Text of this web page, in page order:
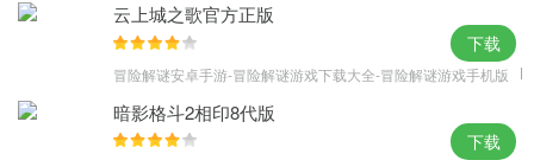
验。
3、和好友一起游戏，更多的游戏玩法，玩家可以邀请好友一起游
4、可以随意战斗，运用火柴人独特的战斗技能，去击败关卡敌人。
云上城之歌官方正版
冒险解谜安卓手游-冒险解谜游戏下载大全-冒险解谜游戏手机版
下载
暗影格斗2相印8代版
下载